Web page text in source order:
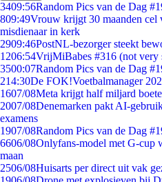
3409:56Random Pics van de Dag
809:49Vrouw krijgt 30 maanden cel
misdienaar in kerk
2909:46PostNL-bezorger steekt
1206:54VrijMiBabes #316 (not very
3500:07Random Pics van de Dag
214:30De FOK!Voetbalmanager
1607/08Meta krijgt half miljard
2007/08Denemarken pakt AI-
examens
1907/08Random Pics van de Dag
6606/08Onlyfans-model met G-cup
maan
2506/08Huisarts per direct uit vak